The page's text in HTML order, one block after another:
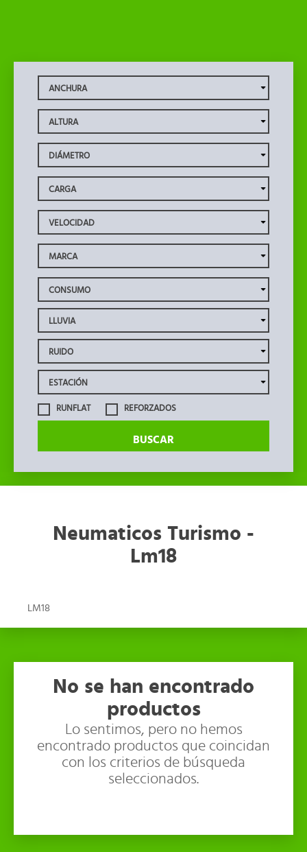
RUNFLAT REFORZADOS
BUSCAR
Neumaticos Turismo -
Lm18
LM18
No se han encontrado
productos
Lo sentimos, pero no hemos
encontrado productos que coincidan
con los criterios de búsqueda
seleccionados.